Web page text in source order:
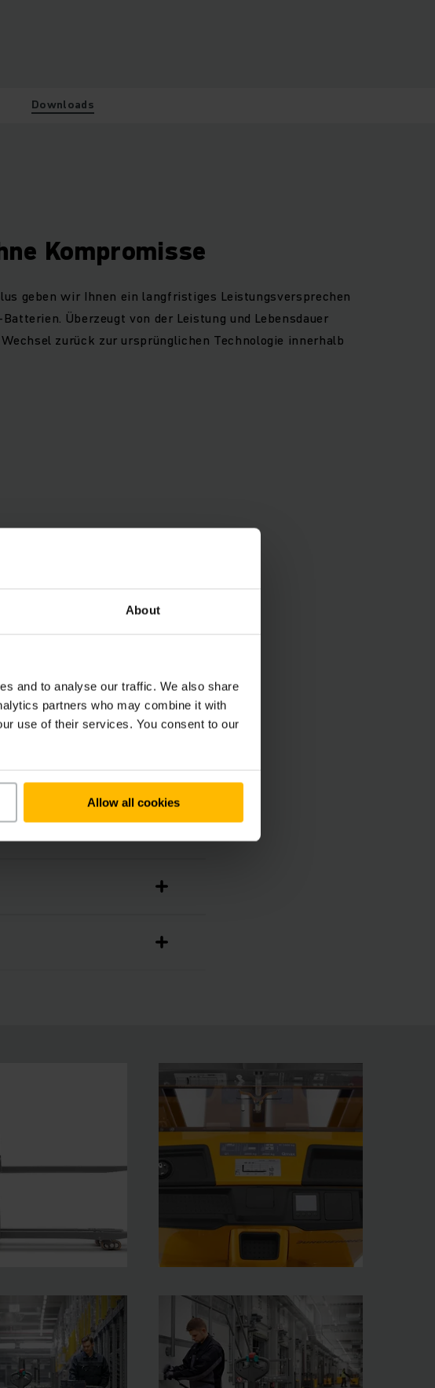
About
and to analyse our traffic. We also share
partners who may combine it with
use of their services. You consent to our
Allow all cookies
Downloads
Kompromisse
geben wir Ihnen ein langfristiges Leistungsversprechen
Überzeugt von der Leistung und Lebensdauer
zurück zur ursprünglichen Technologie innerhalb